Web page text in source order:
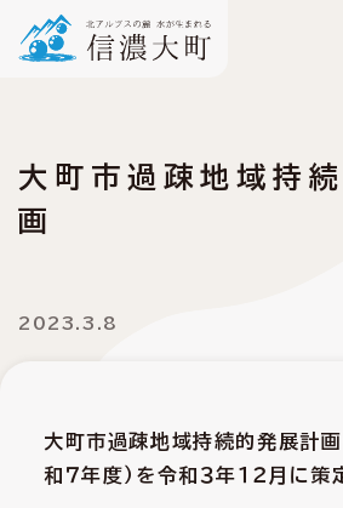
大町市過疎地域持
画
2023.3.8
大町市過疎地域持続的発展計画
和７年度）を令和３年１２月に策